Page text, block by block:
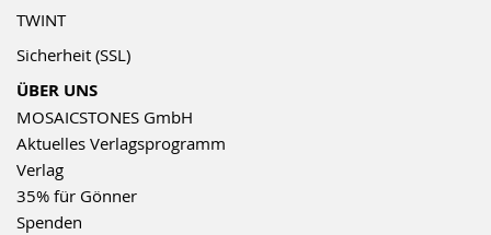
TWINT
Sicherheit (SSL)
ÜBER UNS
MOSAICSTONES GmbH
Aktuelles Verlagsprogramm
Verlag
35% für Gönner
Spenden